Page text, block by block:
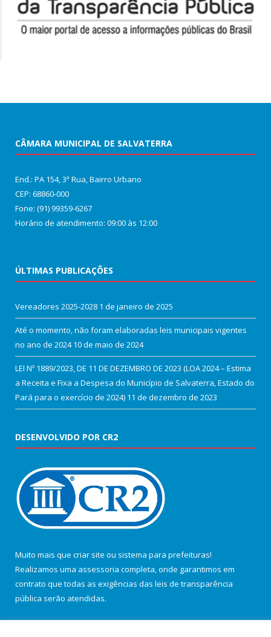
CÂMARA MUNICIPAL DE SALVATERRA
End.: PA 154, 3ª Rua, Bairro Urbano
CEP: 68860‑000
Fone: (91) 99359-6267
Horário de atendimento: 09:00 às 12:00
ÚLTIMAS PUBLICAÇÕES
Vereadores 2025-2028 1 de janeiro de 2025
Até o momento, não foram elaboradas leis municipais vigentes
no ano de 2024 10 de maio de 2024
LEI Nº 1889/2023, DE 11 DE DEZEMBRO DE 2023 (LOA 2024 – Estima
a Receita e Fixa a Despesa do Município de Salvaterra, Estado do
Pará para o exercício de 2024) 11 de dezembro de 2023
DESENVOLVIDO POR CR2
Muito mais que criar site ou sistema para prefeituras!
Realizamos uma assessoria completa, onde garantimos em
contrato que todas as exigências das leis de transparência
pública serão atendidas.